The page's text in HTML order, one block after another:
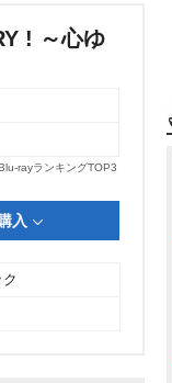
! ～心ゆ
rayランキングTOP3
入